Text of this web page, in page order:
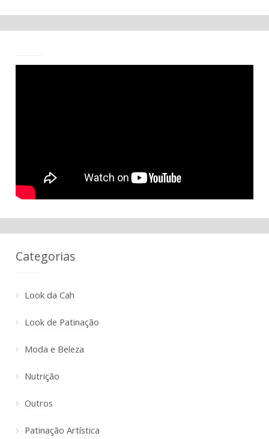
Categorias
Look da Cah
Look de Patinação
Moda e Beleza
Nutrição
Outros
Patinação Artística